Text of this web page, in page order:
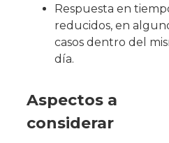
Respuesta en
reducidos, en
casos dentro del
día.
Aspectos a
considerar